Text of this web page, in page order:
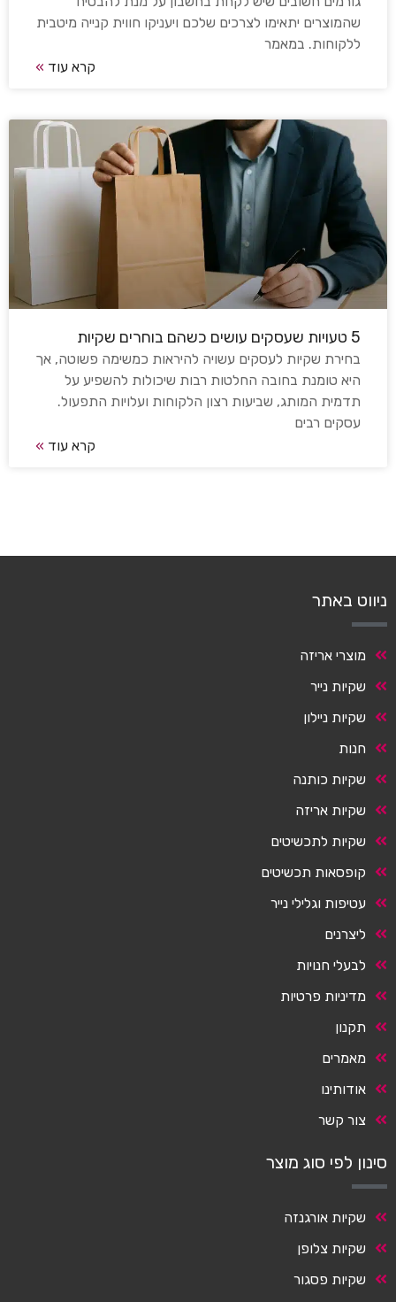
שהמוצרים יתאימו לצרכים שלכם ויעניקו חווית קנייה מיטבית
ללקוחות. במאמר
קרא עוד »
5 טעויות שעסקים עושים כשהם בוחרים שקיות
בחירת שקיות לעסקים עשויה להיראות כמשימה פשוטה, אך
היא טומנת בחובה החלטות רבות שיכולות להשפיע על
תדמית המותג, שביעות רצון הלקוחות ועלויות התפעול.
עסקים רבים
קרא עוד »
ניווט באתר
מוצרי אריזה
שקיות נייר
שקיות ניילון
חנות
שקיות כותנה
שקיות אריזה
שקיות לתכשיטים
קופסאות תכשיטים
עטיפות וגלילי נייר
ליצרנים
לבעלי חנויות
מדיניות פרטיות
תקנון
מאמרים
אודותינו
צור קשר
סינון לפי סוג מוצר
שקיות אורגנזה
שקיות צלופן
שקיות פסגור